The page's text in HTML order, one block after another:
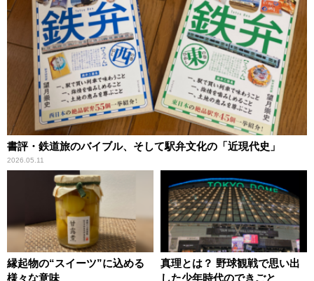
書評・鉄道旅のバイブル、そして駅弁文化の「近現代史」
2026.05.11
縁起物の“スイーツ”に込める
様々な意味
真理とは？ 野球観戦で思い出
した少年時代のできごと